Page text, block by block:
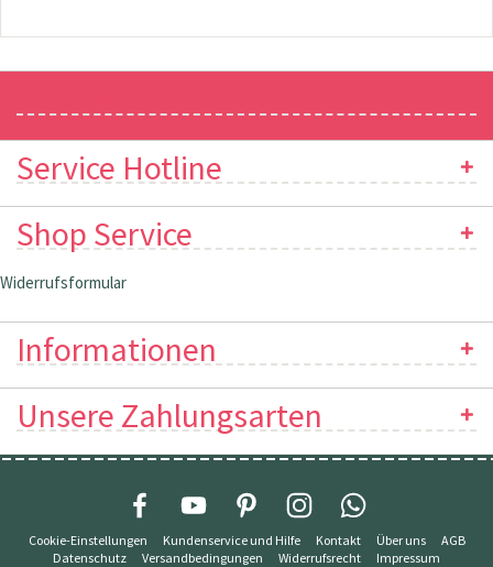
Service Hotline
Shop Service
Widerrufsformular
Informationen
Unsere Zahlungsarten
Cookie-Einstellungen Kundenservice und Hilfe Kontakt Über uns
AGB
Datenschutz
Versandbedingungen Widerrufsrecht Impressum